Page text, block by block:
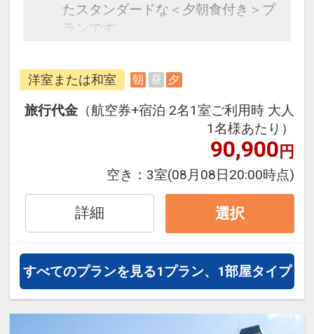
たスタンダードな＜夕朝食付き＞プ
ランです。
できるダイナミックパッケージだか
ら、一都市滞在はもちろん周遊旅行
にも最適！
旅行期間中の1泊だけの宿泊や延
泊・飛び泊なども自由自在です。
フライトは、安心のJAL（または
JALグループ）確約！フライトマイ
ル50%貯まります。
オプションでレンタカーや現地交
通・体験プランなどの追加（同時予
約）が可能なプランもございます。
※施設使用料として3～5歳の添い寝
のお子様は1泊3,300円をお支払いい
洋室または和室 朝 昼 夕
旅行代金 （航空券+宿泊 2名1室ご利用時 大人
1名様あたり）
90,900円
空き： 3室(08月08日20:00時点)
詳細 選択
すべてのプランを見る1プラン、1部屋タイプ